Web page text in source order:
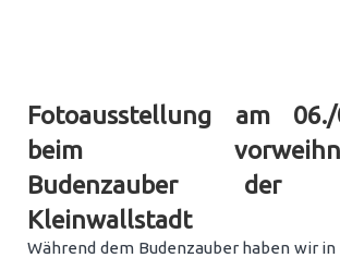
Fotoausstellung am 06./
beim
Budenzauber der
Kleinwallstadt
Während dem Budenzauber haben wir